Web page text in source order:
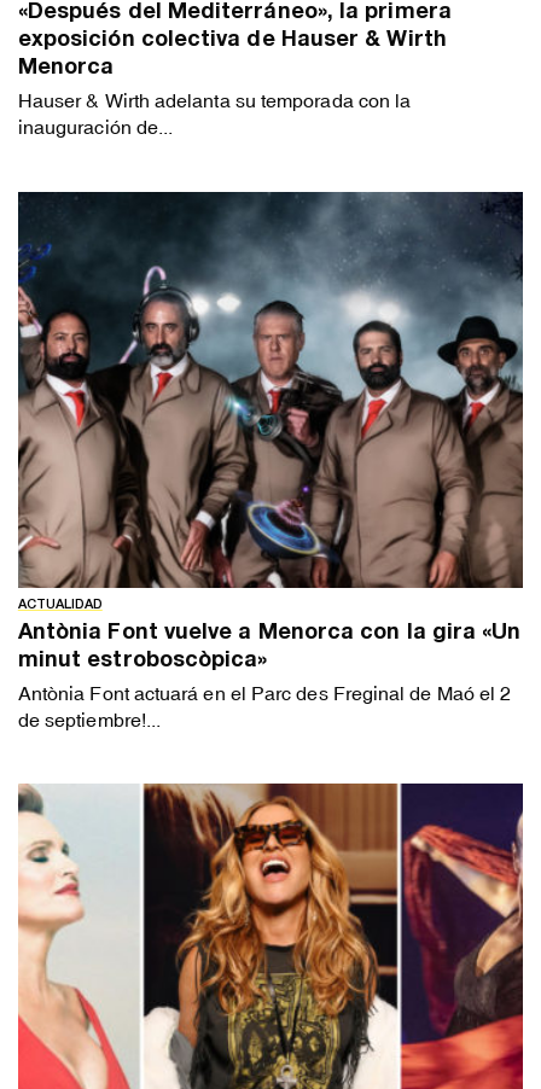
«Después del Mediterráneo», la primera
exposición colectiva de Hauser & Wirth
Menorca
Hauser & Wirth adelanta su temporada con la
inauguración de...
ACTUALIDAD
Antònia Font vuelve a Menorca con la gira «Un
minut estroboscòpica»
Antònia Font actuará en el Parc des Freginal de Maó el 2
de septiembre!...